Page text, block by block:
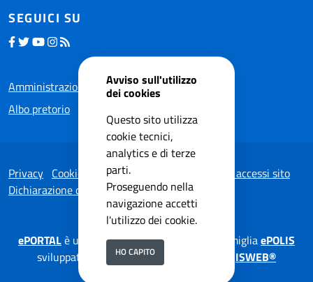
SEGUICI SU
Amministrazione trasparente
Albo pretorio
Privacy Cookie Policy Note legali
Statistiche accessi sito
Dichiarazione di accessibilità
ePORTALè una soluzione applicativa della famigliaePOLIS
sviluppata da
ISWEB S.p.A. ISWEB®
Avviso sull'utilizzo
dei cookies
Questo sito utilizza
cookie tecnici,
analytics e di terze
parti.
Proseguendo nella
navigazione accetti
l'utilizzo dei cookie.
HO CAPITO